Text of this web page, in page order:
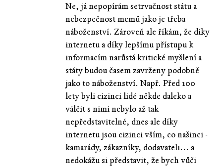
Ne, já nepopírám setrvačnost státu a
nebezpečnost memů jako je třeba
náboženství. Zároveň ale říkám, že díky
internetu a díky lepšímu přístupu k
informacím narůstá kritické myšlení a
státy budou časem zavrženy podobně
jako to náboženství. Např. Před 100
lety byli cizinci lidé někde daleko a
válčit s nimi nebylo až tak
nepředstavitelné, dnes ale díky
internetu jsou cizinci vším, co našinci -
kamarády, zákazníky, dodavateli... a
nedokážu si představit, že bych vůči